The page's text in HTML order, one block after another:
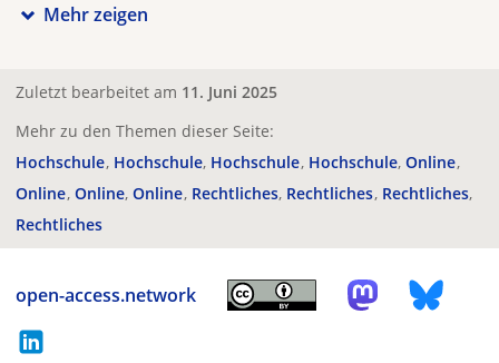
Mehr zeigen
Zuletzt bearbeitet am 11. Juni 2025
Mehr zu den Themen dieser Seite:
Hochschule Hochschule Hochschule Hochschule Online
Online Online Online Rechtliches Rechtliches Rechtliches
Rechtliches
open-access.network